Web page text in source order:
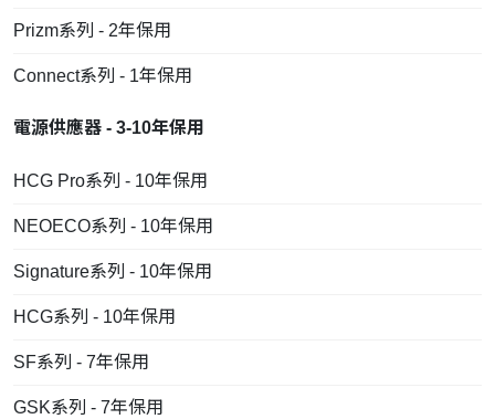
Prizm系列 - 2年保用
Connect系列 - 1年保用
電源供應器 - 3-10年保用
HCG Pro系列 - 10年保用
NEOECO系列 - 10年保用
Signature系列 - 10年保用
HCG系列 - 10年保用
SF系列 - 7年保用
GSK系列 - 7年保用